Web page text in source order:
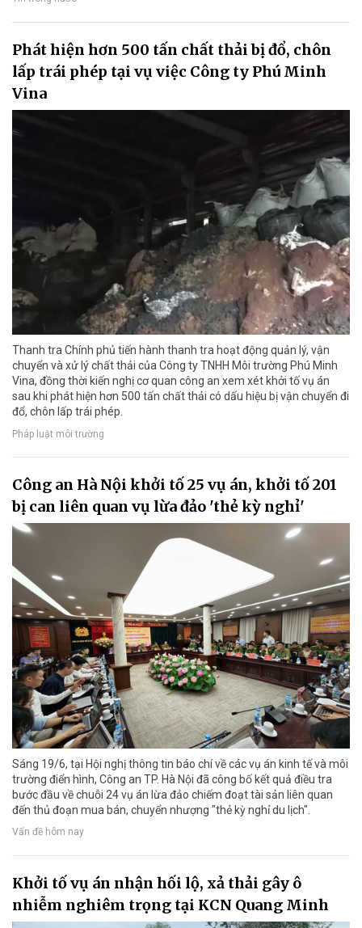
Phát hiện hơn 500 tấn chất thải bị đổ, chôn
lấp trái phép tại vụ việc Công ty Phú Minh
Vina
Thanh tra Chính phủ tiến hành thanh tra hoạt động quản lý, vận
chuyển và xử lý chất thải của Công ty TNHH Môi trường Phú Minh
Vina, đồng thời kiến nghị cơ quan công an xem xét khởi tố vụ án
sau khi phát hiện hơn 500 tấn chất thải có dấu hiệu bị vận chuyển đi
đổ, chôn lấp trái phép.
Pháp luật môi trường
Công an Hà Nội khởi tố 25 vụ án, khởi tố 201
bị can liên quan vụ lừa đảo 'thẻ kỳ nghỉ'
Sáng 19/6, tại Hội nghị thông tin báo chí về các vụ án kinh tế và môi
trường điển hình, Công an TP. Hà Nội đã công bố kết quả điều tra
bước đầu về chuỗi 24 vụ án lừa đảo chiếm đoạt tài sản liên quan
đến thủ đoạn mua bán, chuyển nhượng "thẻ kỳ nghỉ du lịch".
Vấn đề hôm nay
Khởi tố vụ án nhận hối lộ, xả thải gây ô
nhiễm nghiêm trọng tại KCN Quang Minh